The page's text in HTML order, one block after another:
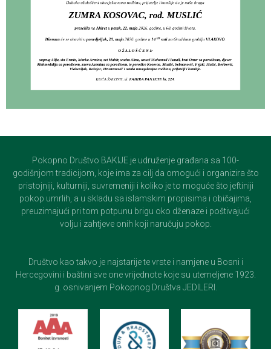
Pokopno Društvo BAKIJE je udruženje građana sa 100-
godišnjom tradicijom, koje ima za cilj da omogući i organizira što
pristojniji, kulturniji, suvremeniji i koliko je to moguće što jeftiniji
pokop umrlih, a u skladu sa islamskim propisima i običajima,
preuzimajući pri tom potpunu brigu oko dženaze i poštivajući
volju i zahtjeve onih koji naručuju pokop.
Društvo kao takvo je najstarije te vrste i namjene u Bosni i
Hercegovini i baštini sve one vrijednote koje su utemeljene 1923.
g. osnivanjem Pokopnog Društva JEDILERI.